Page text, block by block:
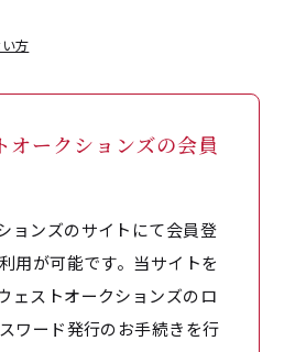
方
オークションズの会員
ョンズのサイトにて会員登
用が可能です。当サイトを
ェストオークションズのロ
ワード発行のお手続きを行